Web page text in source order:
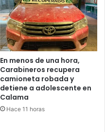
En menos de una hora,
Carabineros recupera
camioneta robada y
detiene a adolescente en
Calama
Hace 11 horas